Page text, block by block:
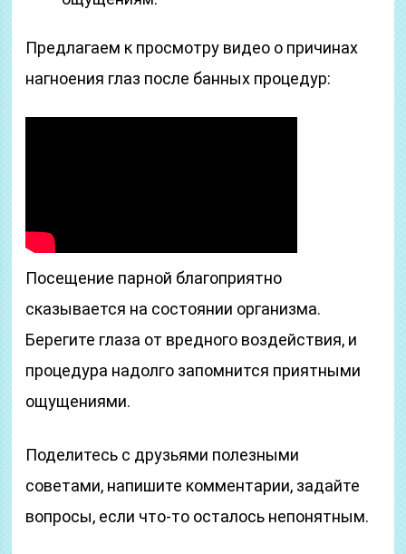
Предлагаем к просмотру видео о причинах
нагноения глаз после банных процедур:
Посещение парной благоприятно
сказывается на состоянии организма.
Берегите глаза от вредного воздействия, и
процедура надолго запомнится приятными
ощущениями.
Поделитесь с друзьями полезными
советами, напишите комментарии, задайте
вопросы, если что-то осталось непонятным.